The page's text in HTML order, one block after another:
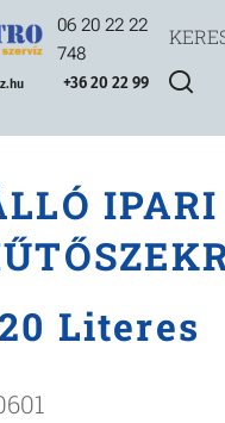
06 20 22 22
748
+36 20 22 99
IPARI
Literes